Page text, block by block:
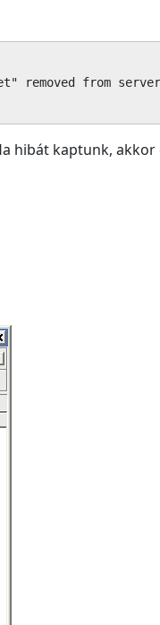
removed from
hibát kaptunk, akkor